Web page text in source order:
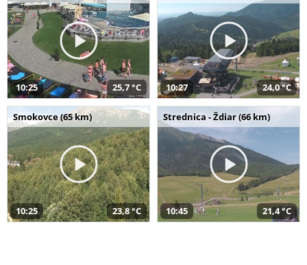
10:25 25,7 °C 10:27 24,0 °C
Smokovce (65 km)
10:25 23,8 °C
Strednica - Ždiar (66 km)
10:45 21,4 °C